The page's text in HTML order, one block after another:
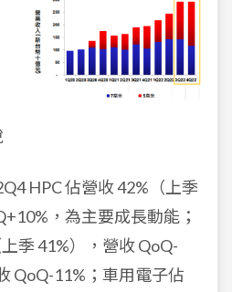
HPC 佔營收 42%（上季
，為主要成長動能；
季 41%），營收 QoQ-
QoQ-11%；車用電子佔